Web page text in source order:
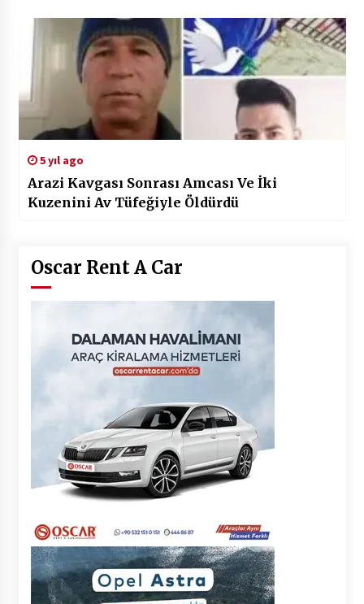
5 yıl ago
Arazi Kavgası Sonrası Amcası Ve İki
Kuzenini Av Tüfeğiyle Öldürdü
Oscar Rent A Car